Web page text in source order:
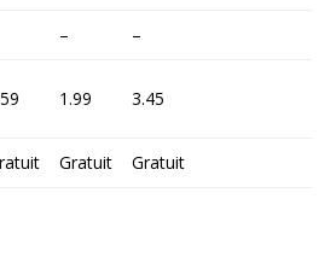
– –
1.99 3.45
Gratuit Gratuit